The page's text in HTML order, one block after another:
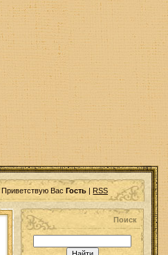
Приветствую Вас Гость | RSS
Поиск